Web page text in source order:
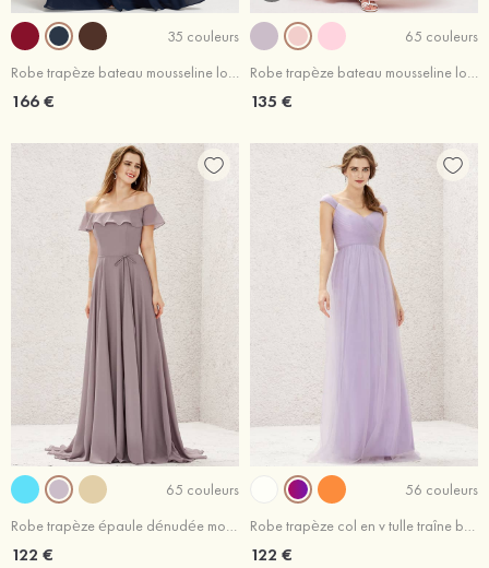
35 couleurs
Robe trapèze bateau mousseline longueur ras du sol robe de demoiselle d'honneur avec dentelle plissé ceintures
166 €
65 couleurs
Robe trapèze bateau mousseline longueur ras du sol robe de demoiselle d'honneur avec appliqué ceintures
135 €
65 couleurs
Robe trapèze épaule dénudée mousseline traîne balayage robe de demoiselle d'honneur avec ceintures
122 €
56 couleurs
Robe trapèze col en v tulle traîne balayage robe de demoiselle d'honneur
122 €